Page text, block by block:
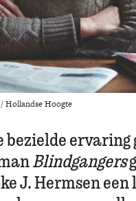
Hollandse Hoogte
bezielde ervaring
Blindgangers
J. Hermsen